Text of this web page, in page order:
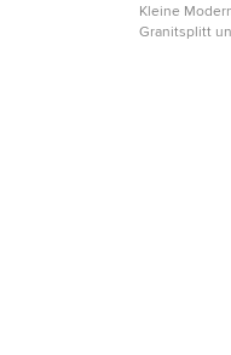
Kleine
Granitsplitt